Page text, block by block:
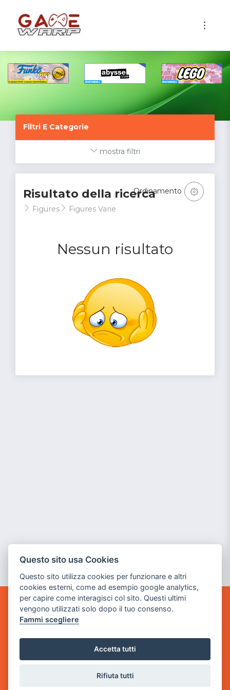
Filtri E Categorie
mostra filtri
Risultato della ricerca
Figures Figures Varie
Nessun risultato
Ordinamento
GAME WARP
BY POWER GAME SRL
via Villaggio dei Platani, 3
Questo sito usa Cookies
Questo sito utilizza cookies per funzionare e altri
cookies esterni, come ad esempio google analytics,
per capire come interagisci col sito. Questi ultimi
vengono utilizzati solo dopo il tuo consenso.
Fammi scegliere
Accetta tutti
Rifiuta tutti